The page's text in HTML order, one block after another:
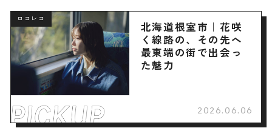
ロコレコ
北海道根室市｜花咲
く線路の、その先へ
最東端の街で出会っ
た魅力
2026.06.06